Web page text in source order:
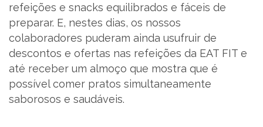
refeições e snacks equilibrados e fáceis de
preparar. E, nestes dias, os nossos
colaboradores puderam ainda usufruir de
descontos e ofertas nas refeições da EAT FIT e
até receber um almoço que mostra que é
possível comer pratos simultaneamente
saborosos e saudáveis.